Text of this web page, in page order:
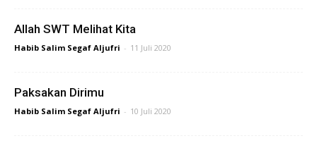
Allah SWT Melihat Kita
Habib Salim Segaf Aljufri - 11 Juli 2020
Paksakan Dirimu
Habib Salim Segaf Aljufri - 10 Juli 2020